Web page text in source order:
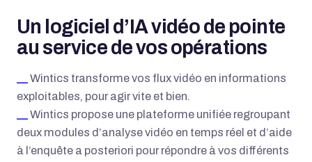
Un logiciel d’IA vidéo de pointe
au service de vos opérations
Wintics transforme vos flux vidéo en informations
exploitables, pour agir vite et bien.
Wintics propose une plateforme unifiée regroupant
deux modules d’analyse vidéo en temps réel et d’aide
à l’enquête a posteriori pour répondre à vos différents